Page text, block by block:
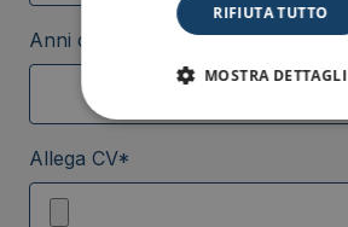
Anni di esperienza professionale*
Allega CV*
RIFIUTA TUTTO
MOSTRA DETTAGLI